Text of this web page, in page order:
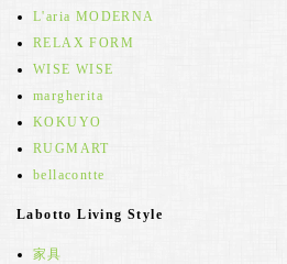
L'aria MODERNA
RELAX FORM
WISE WISE
margherita
KOKUYO
RUGMART
bellacontte
Labotto Living Style
家具